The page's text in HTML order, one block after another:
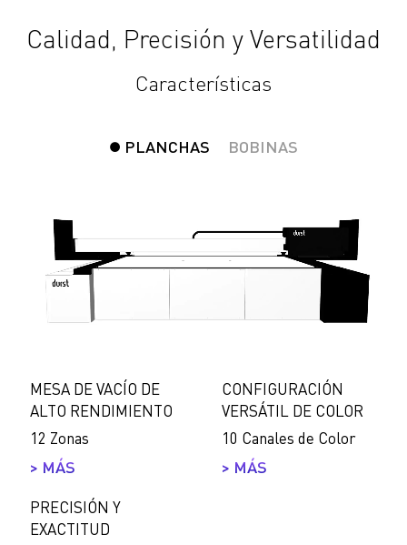
Calidad, Precisión y Versatilidad
Características
PLANCHAS BOBINAS
MESA DE VACÍO DE
ALTO RENDIMIENTO
12 Zonas
> MÁS
CONFIGURACIÓN
VERSÁTIL DE COLOR
10 Canales de Color
> MÁS
PRECISIÓN Y
EXACTITUD